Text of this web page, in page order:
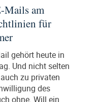
Mails am
für
gehört heute in
Und nicht selten
zu privaten
des
ohne. Will ein